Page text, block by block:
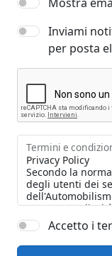
Inviami
per posta
Termini e
Accetto i